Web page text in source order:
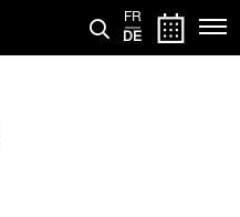
FR
DE